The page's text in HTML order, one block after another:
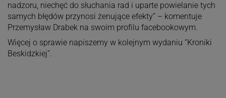
nadzoru, niechęć do słuchania rad i uparte powielanie tych
samych błędów przynosi żenujące efekty” – komentuje
Przemysław Drabek na swoim profilu facebookowym.
Więcej o sprawie napiszemy w kolejnym wydaniu “Kroniki
Beskidzkiej”.